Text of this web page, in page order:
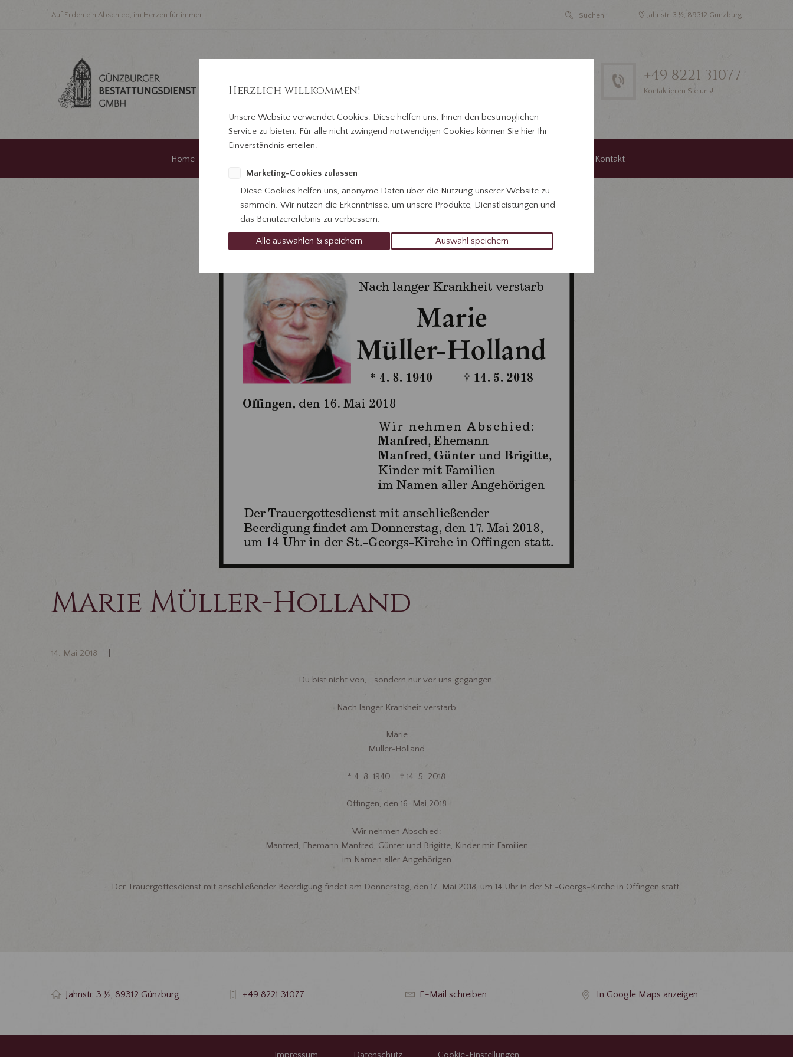
Auf Erden ein Abschied, im Herzen für immer. Jahnstr. 3 ½, 89312 Günzburg
+49 8221 31077
Kontaktieren Sie uns!
Home Kontakt
Marie Müller-Holland
14. Mai 2018
Du bist nicht von, sondern nur vor uns gegangen.
Nach langer Krankheit verstarb
Marie
Müller-Holland
* 4. 8. 1940 † 14. 5. 2018
Offingen, den 16. Mai 2018
Wir nehmen Abschied:
Manfred, Ehemann Manfred, Günter und Brigitte, Kinder mit Familien
im Namen aller Angehörigen
Der Trauergottesdienst mit anschließender Beerdigung findet am Donnerstag, den 17. Mai 2018, um 14 Uhr in der St.-Georgs-Kirche in Offingen statt.
Jahnstr. 3 ½, 89312 Günzburg +49 8221 31077 E-Mail schreiben In Google Maps anzeigen
Herzlich willkommen!
Unsere Website verwendet Cookies. Diese helfen uns, Ihnen den bestmöglichen
Service zu bieten. Für alle nicht zwingend notwendigen Cookies können Sie hier Ihr
Einverständnis erteilen.
Marketing-Cookies zulassen
Diese Cookies helfen uns, anonyme Daten über die Nutzung unserer Website zu
sammeln. Wir nutzen die Erkenntnisse, um unsere Produkte, Dienstleistungen und
das Benutzererlebnis zu verbessern.
Alle auswählen & speichern Auswahl speichern